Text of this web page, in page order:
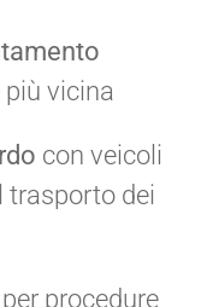
più vicina
con veicoli
trasporto dei
per procedure